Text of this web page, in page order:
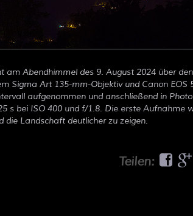
am Abendhimmel des 9. August 2024 über
Sigma Art 135-mm-Objektiv und Canon EOS
aufgenommen und anschließend in
s bei ISO 400 und f/1.8. Die erste Aufnahme
die Landschaft deutlicher zu zeigen.
Teilen: